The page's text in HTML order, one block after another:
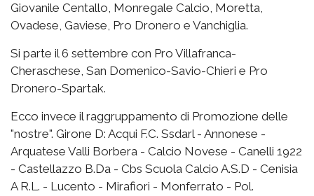
Giovanile Centallo, Monregale Calcio, Moretta,
Ovadese, Gaviese, Pro Dronero e Vanchiglia.
Si parte il 6 settembre con Pro Villafranca-
Cheraschese, San Domenico-Savio-Chieri e Pro
Dronero-Spartak.
Ecco invece il raggruppamento di Promozione delle
"nostre". Girone D: Acqui F.C. Ssdarl - Annonese -
Arquatese Valli Borbera - Calcio Novese - Canelli 1922
- Castellazzo B.Da - Cbs Scuola Calcio A.S.D - Cenisia
A R.L. - Lucento - Mirafiori - Monferrato - Pol.